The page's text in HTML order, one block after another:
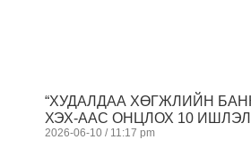
“ХУДАЛДАА ХӨГЖЛИЙН
ХЭХ-ААС ОНЦЛОХ 10 ИШЛЭЛ
2026-06-10 11:17 pm